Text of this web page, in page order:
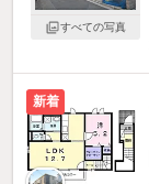
すべての写真
新着